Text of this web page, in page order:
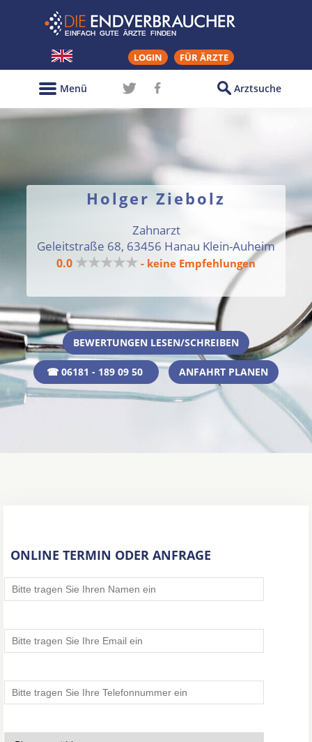
LOGIN FÜR ÄRZTE
Arztsuche
Menü
Holger Ziebolz
Zahnarzt
Geleitstraße 68, 63456 Hanau Klein-Auheim
0.0 ★★★★★ - keine Empfehlungen
BEWERTUNGEN LESEN/SCHREIBEN
☎ 06181 - 189 09 50 ANFAHRT PLANEN
ONLINE TERMIN ODER ANFRAGE